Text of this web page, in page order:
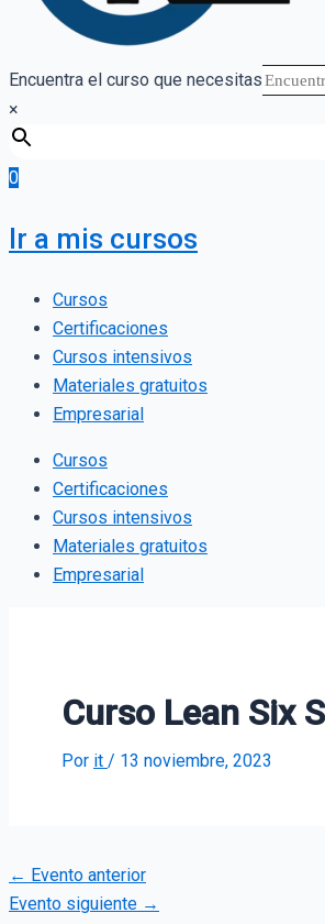
Encuentra el curso que necesitas
×
0
Ir a mis cursos
Cursos
Certificaciones
Cursos intensivos
Materiales gratuitos
Empresarial
Cursos
Certificaciones
Cursos intensivos
Materiales gratuitos
Empresarial
Curso Lean Six
Por it / 13 noviembre, 2023
← Evento anterior
Evento siguiente →